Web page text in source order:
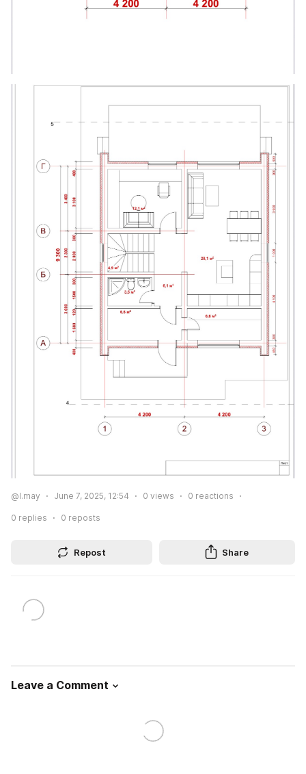
@l.may June 7, 2025, 12:54 0 views 0 reactions
0 replies 0 reposts
Repost Share
Leave a Comment